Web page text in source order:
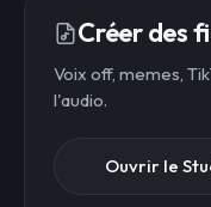
Créer des
Voix off, memes,
l'audio.
Ouvrir le